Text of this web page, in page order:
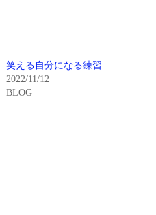
笑える自分になる練習
2022/11/12
BLOG